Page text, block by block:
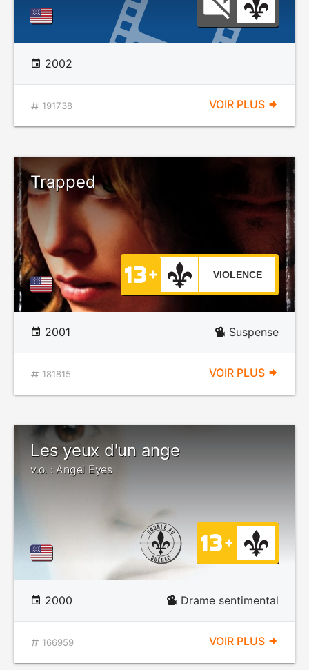
2002
191738 VOIR PLUS
Trapped
VIOLENCE
2001 Suspense
181815 VOIR PLUS
Les yeux d'un ange
v.o. : Angel Eyes
2000 Drame sentimental
166959 VOIR PLUS